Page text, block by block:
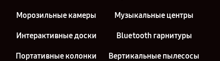
Морозильные камеры Музыкальные центры
Интерактивные доски Bluetooth гарнитуры
Портативные колонки Вертикальные пылесосы